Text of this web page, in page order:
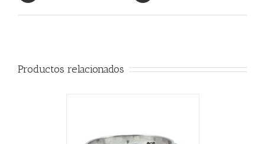
Productos relacionados